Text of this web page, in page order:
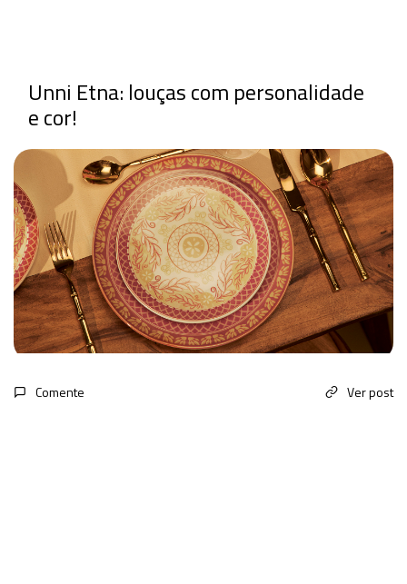
Unni Etna: louças com personalidade
e cor!
Comente Ver post